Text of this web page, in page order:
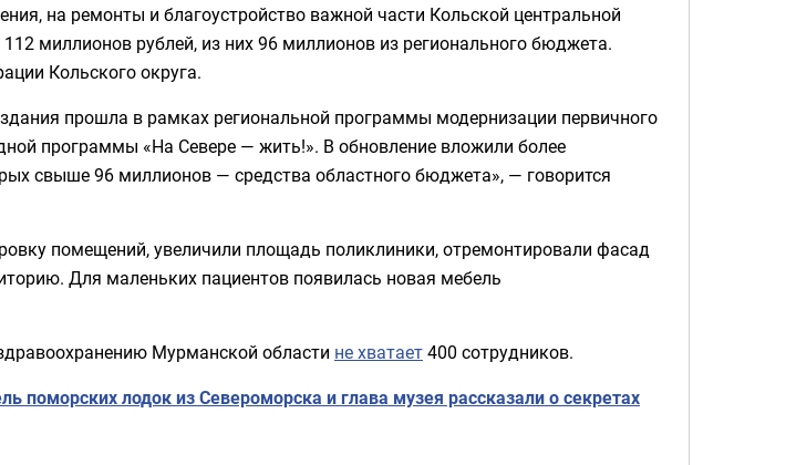
на ремонты и благоустройство важной части Кольской центральной
миллионов рублей, из них 96 миллионов из регионального бюджета.
Кольского округа.
прошла в рамках региональной программы модернизации первичного
программы «На Севере — жить!». В обновление вложили более
свыше 96 миллионов — средства областного бюджета», — говорится
помещений, увеличили площадь поликлиники, отремонтировали фасад
Для маленьких пациентов появилась новая мебель
Мурманской области не хватает400 сотрудников.
поморских лодок из Североморска и глава музея рассказали о секретах